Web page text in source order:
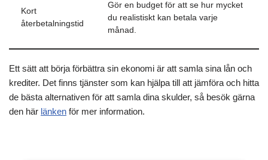
Kort
återbetalningstid
Gör en budget för att se hur mycket
du realistiskt kan betala varje
månad.
Ett sätt att börja förbättra sin ekonomi är att samla sina lån och
krediter. Det finns tjänster som kan hjälpa till att jämföra och hitta
de bästa alternativen för att samla dina skulder, så besök gärna
den här länken för mer information.